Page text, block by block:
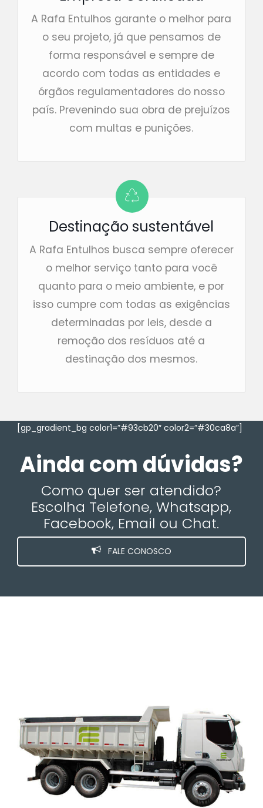
A Rafa Entulhos garante o melhor para
o seu projeto, já que pensamos de
forma responsável e sempre de
acordo com todas as entidades e
órgãos regulamentadores do nosso
país. Prevenindo sua obra de prejuízos
com multas e punições.
Destinação sustentável
A Rafa Entulhos busca sempre oferecer
o melhor serviço tanto para você
quanto para o meio ambiente, e por
isso cumpre com todas as exigências
determinadas por leis, desde a
remoção dos resíduos até a
destinação dos mesmos.
[gp_gradient_bg color1=”#93cb20″ color2=”#30ca8a”]
Ainda com dúvidas?
Como quer ser atendido?
Escolha Telefone, Whatsapp,
Facebook, Email ou Chat.
FALE CONOSCO